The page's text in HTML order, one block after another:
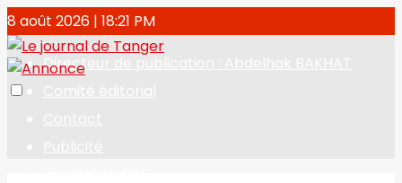
8 août 2026 | 18:21 PM
Directeur de publication : Abdelhak BAKHAT